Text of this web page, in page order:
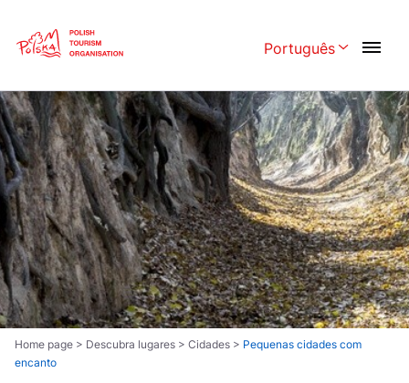
Português
Polski English
Česká 中国
Dansk Deutschland
Español Français
Italiano Magyar
Nederlands 日本語
Português Norsk
Home page > Descubra lugares > Cidades > Pequenas cidades com
encanto